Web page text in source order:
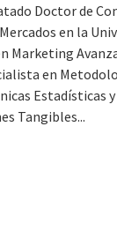
Doctor de
en la
Marketing
en
Estadísticas
Tangibles...
Políticas y
Facultad de
Rey Juan Carlos.